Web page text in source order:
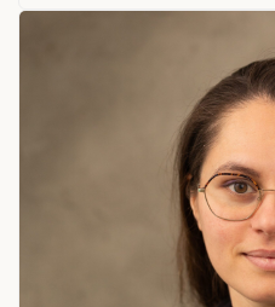
Mode de transport:
Mathieu a rejoint l’équipe de
titulaire d’un baccalauréat en
aménagement du territoire et
l’Université Laval. Après
professionnelles en milieu
à profit son bagage de